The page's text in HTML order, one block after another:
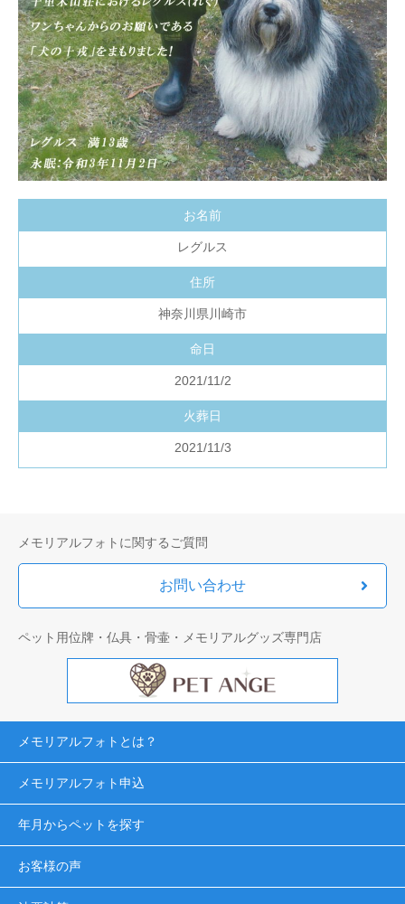
お名前
レグルス
住所
神奈川県川崎市
命日
2021/11/2
火葬日
2021/11/3
メモリアルフォトに関するご質問
お問い合わせ
ペット用位牌・仏具・骨壷・メモリアルグッズ専門店
メモリアルフォトとは？
メモリアルフォト申込
年月からペットを探す
お客様の声